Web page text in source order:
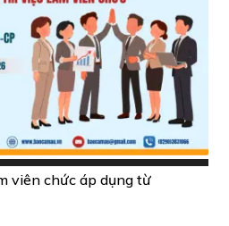
viên chức áp dụng từ